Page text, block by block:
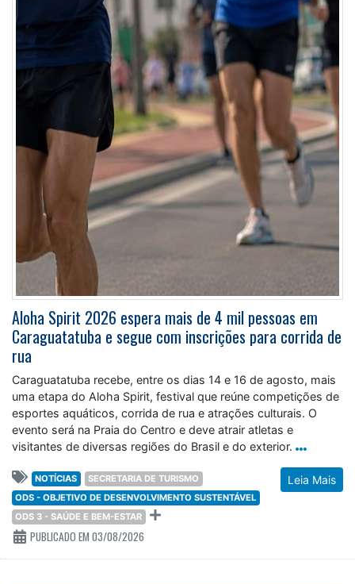
Aloha Spirit 2026 espera mais de 4 mil pessoas em
Caraguatatuba e segue com inscrições para corrida de
rua
Caraguatatuba recebe, entre os dias 14 e 16 de agosto, mais
uma etapa do Aloha Spirit, festival que reúne competições de
esportes aquáticos, corrida de rua e atrações culturais. O
evento será na Praia do Centro e deve atrair atletas e
visitantes de diversas regiões do Brasil e do exterior.
Leia Mais
NOTÍCIAS
SECRETARIA DE TURISMO
ODS - OBJETIVO DE DESENVOLVIMENTO SUSTENTÁVEL
ODS 3 - SAÚDE E BEM-ESTAR
PUBLICADO EM 03/08/2026